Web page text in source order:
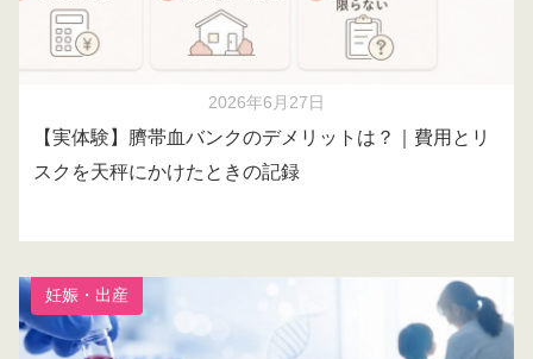
2026年6月27日
【実体験】臍帯血バンクのデメリットは？｜費用とリ
スクを天秤にかけたときの記録
妊娠・出産